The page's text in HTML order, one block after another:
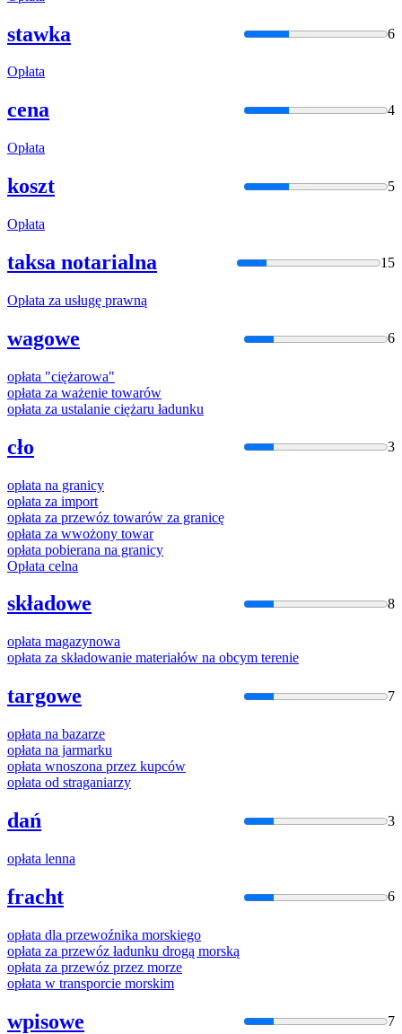
stawka 6
Opłata
cena 4
Opłata
koszt 5
Opłata
taksa notarialna 15
Opłata za usługę prawną
wagowe 6
opłata "ciężarowa"
opłata za ważenie towarów
opłata za ustalanie ciężaru ładunku
cło 3
opłata na granicy
opłata za import
opłata za przewóz towarów za granicę
opłata za wwożony towar
opłata pobierana na granicy
Opłata celna
składowe 8
opłata magazynowa
opłata za składowanie materiałów na obcym terenie
targowe 7
opłata na bazarze
opłata na jarmarku
opłata wnoszona przez kupców
opłata od straganiarzy
dań 3
opłata lenna
fracht 6
opłata dla przewoźnika morskiego
opłata za przewóz ładunku drogą morską
opłata za przewóz przez morze
opłata w transporcie morskim
wpisowe 7